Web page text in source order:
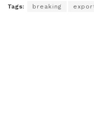
Tags: breaking